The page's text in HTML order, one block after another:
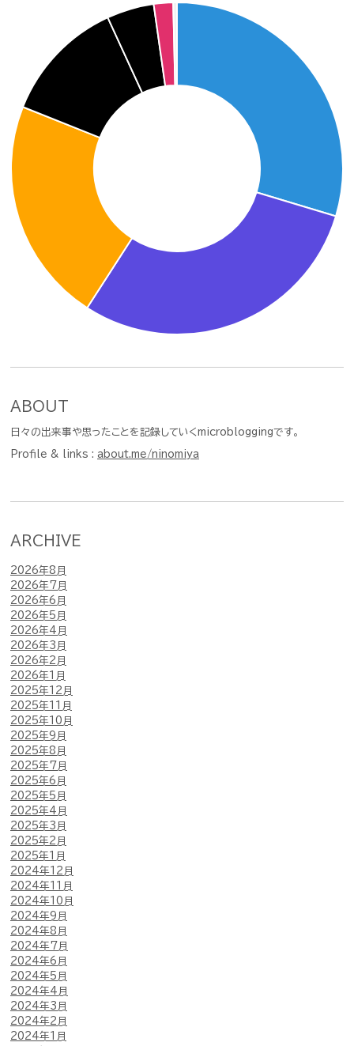
ABOUT
日々の出来事や思ったことを記録していくmicrobloggingです。
Profile & links : about.me/ninomiya
ARCHIVE
2026年8月
2026年7月
2026年6月
2026年5月
2026年4月
2026年3月
2026年2月
2026年1月
2025年12月
2025年11月
2025年10月
2025年9月
2025年8月
2025年7月
2025年6月
2025年5月
2025年4月
2025年3月
2025年2月
2025年1月
2024年12月
2024年11月
2024年10月
2024年9月
2024年8月
2024年7月
2024年6月
2024年5月
2024年4月
2024年3月
2024年2月
2024年1月